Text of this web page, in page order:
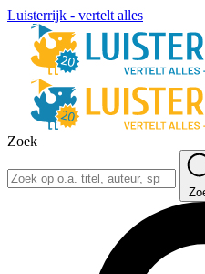
Luisterrijk - vertelt alles
Zoek